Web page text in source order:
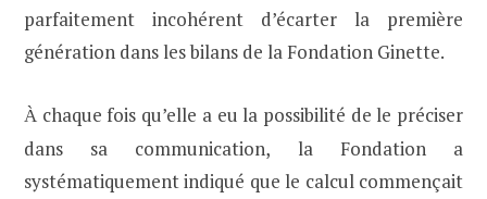
parfaitement incohérent d’écarter la première
génération dans les bilans de la Fondation Ginette.
À chaque fois qu’elle a eu la possibilité de le préciser
dans sa communication, la Fondation a
systématiquement indiqué que le calcul commençait